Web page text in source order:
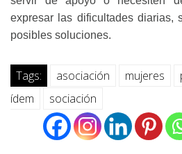
expresar las dificultades diarias,
posibles soluciones.
Tags: asociación mujeres
ídem
sociación